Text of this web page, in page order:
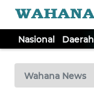
Nasional Daerah
Wahana News
TV
Tutup